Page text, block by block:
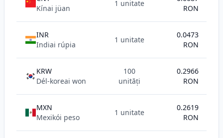
Kínai jüan
1 unitate
RON
INR
Indiai rúpia
1 unitate
0.0473
RON
KRW
Dél-koreai won
100
unități
0.2966
RON
MXN
Mexikói peso
1 unitate
0.2619
RON